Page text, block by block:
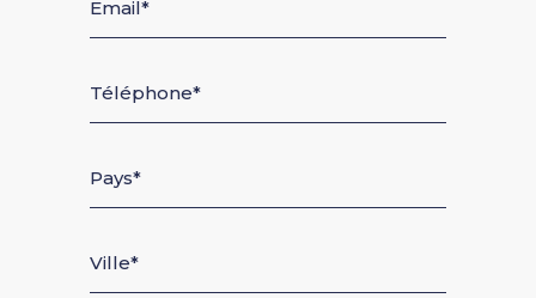
Email
Téléphone
Pays
Ville